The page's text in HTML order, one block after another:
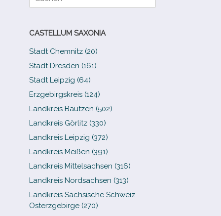
nach:
CASTELLUM SAXONIA
Stadt Chemnitz (20)
Stadt Dresden (161)
Stadt Leipzig (64)
Erzgebirgskreis (124)
Landkreis Bautzen (502)
Landkreis Görlitz (330)
Landkreis Leipzig (372)
Landkreis Meißen (391)
Landkreis Mittelsachsen (316)
Landkreis Nordsachsen (313)
Landkreis Sächsische Schweiz-​
Osterzgebirge (270)